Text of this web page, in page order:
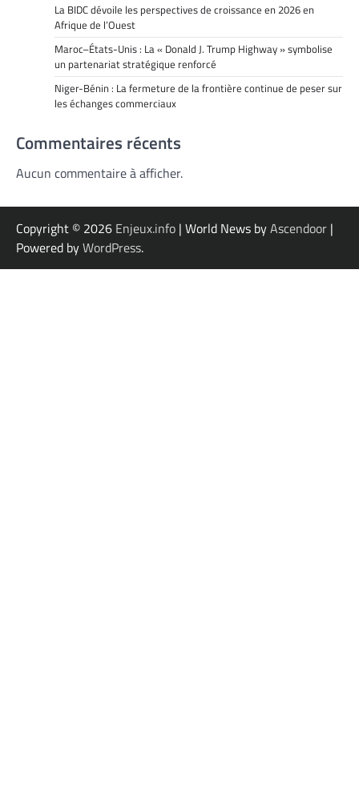
La BIDC dévoile les perspectives de croissance en 2026 en
Afrique de l’Ouest
Maroc–États-Unis : La « Donald J. Trump Highway » symbolise
un partenariat stratégique renforcé
Niger-Bénin : La fermeture de la frontière continue de peser sur
les échanges commerciaux
Commentaires récents
Aucun commentaire à afficher.
Copyright © 2026 Enjeux.info | World News byAscendoor |
Powered byWordPress.